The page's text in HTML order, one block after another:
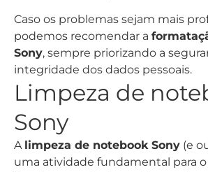
Caso os problemas sejam mais
podemos recomendar a
Sony, sempre priorizando a
integridade dos dados pessoais.
Limpeza de
Sony
A limpeza de notebook Sony (e
uma atividade fundamental para